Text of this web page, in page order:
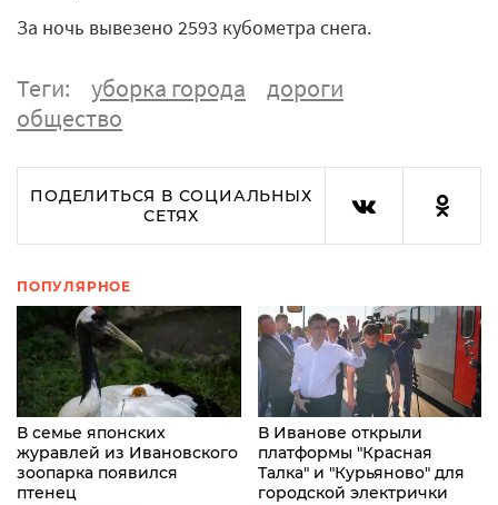
За ночь вывезено 2593 кубометра снега.
Теги: уборка города
дороги
общество
ПОДЕЛИТЬСЯ В СОЦИАЛЬНЫХ
СЕТЯХ
ПОПУЛЯРНОЕ
В семье японских
журавлей из Ивановского
зоопарка появился
птенец
В Иванове открыли
платформы "Красная
Талка" и "Курьяново" для
городской электрички